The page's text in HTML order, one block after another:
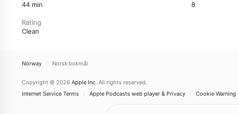
44 min
8
Rating
Clean
Norway Norsk bokmål
Copyright © 2026 Apple Inc. All rights reserved.
Internet Service Terms
Apple Podcasts web player & Privacy Cookie Warning